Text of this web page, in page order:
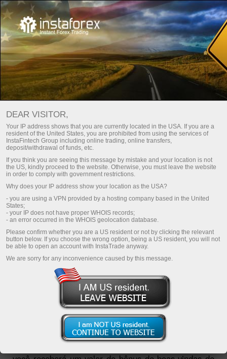
ABRIR UMA CONTA DE
NEGOCIAÇÃO DE FOREX
Abrir conta de negociação
Abrir conta demo
Como abrir uma conta de negociação
real com a InstaTrade?
Uma conta real aberta aberta por um trader em uma
corretora implica um depósito para negociação em
Forex. A abertura de conta implica o depósito de
fundos que serão utilizados para negociações de
compra e venda no mercado cambial.
O cadastro da conta de Forex leva apenas alguns
minutos e permite a realização de operações de
negociação no mercado cambial. Após o registro,
DEAR VISITOR,
Your IP address shows that you are currently located in the USA. If you are a
resident of the United States, you are prohibited from using the services of
InstaFintech Group including online trading, online transfers,
deposit/withdrawal of funds, etc.
If you think you are seeing this message by mistake and your location is not
the US, kindly proceed to the website. Otherwise, you must leave the website
in order to comply with government restrictions.
Why does your IP address show your location as the USA?
- you are using a VPN provided by a hosting company based in the United
States;
- your IP does not have proper WHOIS records;
- an error occurred in the WHOIS geolocation database.
Please confirm whether you are a US resident or not by clicking the relevant
button below. If you choose the wrong option, being a US resident, you will not
be able to open an account with InstaTrade anyway.
We are sorry for any inconvenience caused by this message.